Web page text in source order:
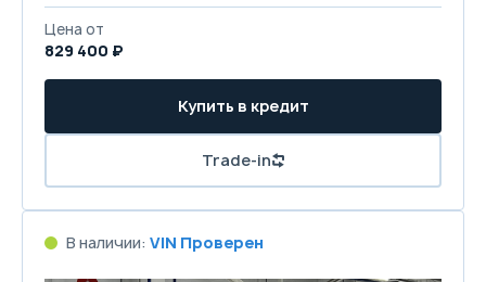
Цена от
829 400 ₽
Купить в кредит
Trade-in
В наличии: VIN Проверен